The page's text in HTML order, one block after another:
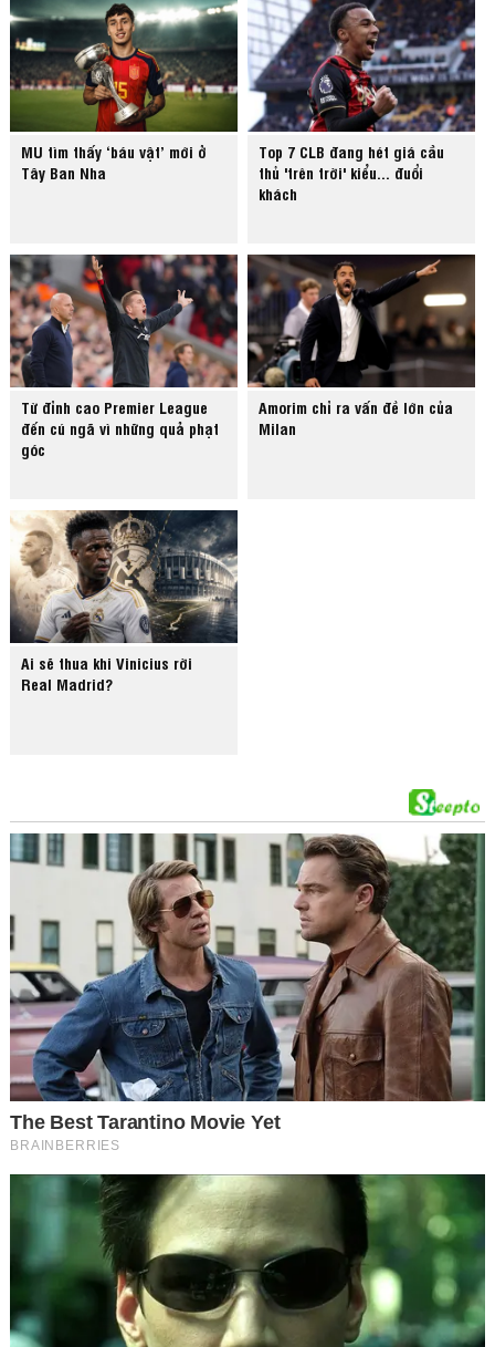
MU tìm thấy ‘báu vật’ mới ở
Tây Ban Nha
Top 7 CLB đang hét giá cầu
thủ 'trên trời' kiểu... đuổi
khách
Từ đỉnh cao Premier League
đến cú ngã vì những quả phạt
góc
Amorim chỉ ra vấn đề lớn của
Milan
Ai sẽ thua khi Vinicius rời
Real Madrid?